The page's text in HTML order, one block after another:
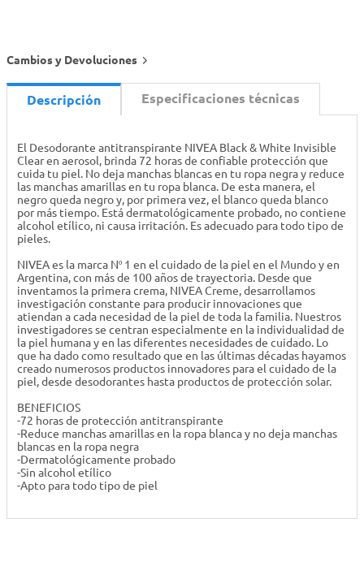
Cambios y Devoluciones
Descripción Especificaciones técnicas
El Desodorante antitranspirante NIVEA Black & White Invisible
Clear en aerosol, brinda 72 horas de confiable protección que
cuida tu piel. No deja manchas blancas en tu ropa negra y reduce
las manchas amarillas en tu ropa blanca. De esta manera, el
negro queda negro y, por primera vez, el blanco queda blanco
por más tiempo. Está dermatológicamente probado, no contiene
alcohol etílico, ni causa irritación. Es adecuado para todo tipo de
pieles.
NIVEA es la marca Nº 1 en el cuidado de la piel en el Mundo y en
Argentina, con más de 100 años de trayectoria. Desde que
inventamos la primera crema, NIVEA Creme, desarrollamos
investigación constante para producir innovaciones que
atiendan a cada necesidad de la piel de toda la familia. Nuestros
investigadores se centran especialmente en la individualidad de
la piel humana y en las diferentes necesidades de cuidado. Lo
que ha dado como resultado que en las últimas décadas hayamos
creado numerosos productos innovadores para el cuidado de la
piel, desde desodorantes hasta productos de protección solar.
BENEFICIOS
-72 horas de protección antitranspirante
-Reduce manchas amarillas en la ropa blanca y no deja manchas
blancas en la ropa negra
-Dermatológicamente probado
-Sin alcohol etílico
-Apto para todo tipo de piel